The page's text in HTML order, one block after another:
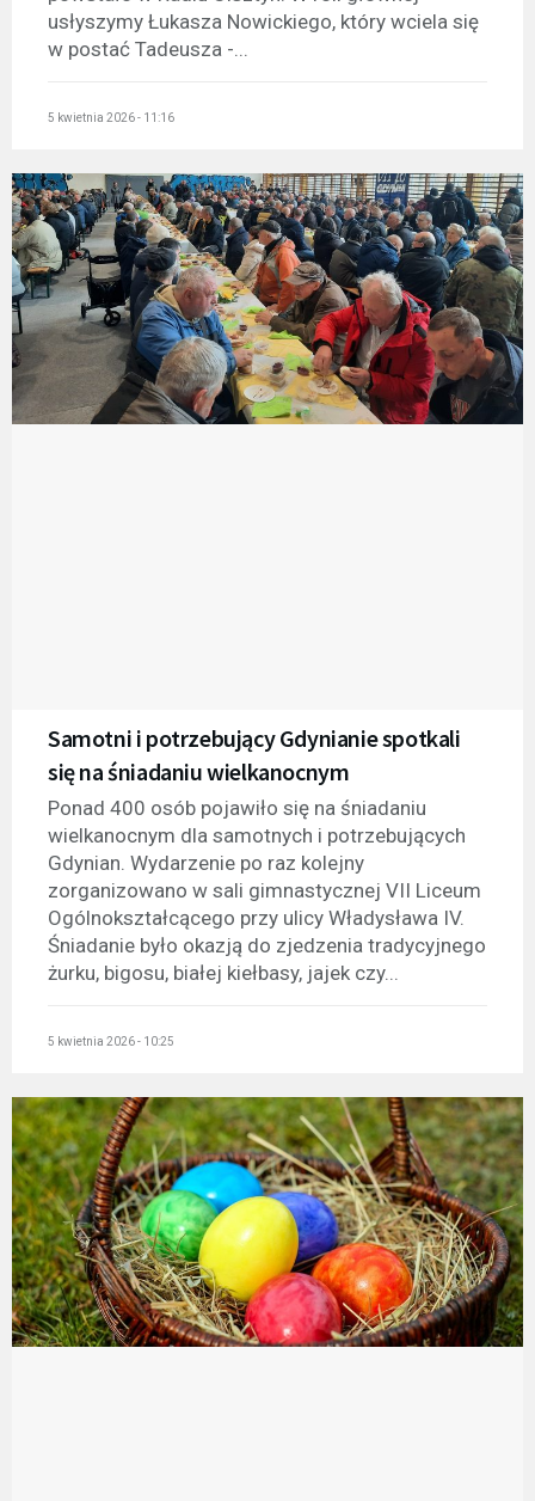
usłyszymy Łukasza Nowickiego, który wciela się
w postać Tadeusza -...
5 kwietnia 2026 - 11:16
Samotni i potrzebujący Gdynianie spotkali
się na śniadaniu wielkanocnym
Ponad 400 osób pojawiło się na śniadaniu
wielkanocnym dla samotnych i potrzebujących
Gdynian. Wydarzenie po raz kolejny
zorganizowano w sali gimnastycznej VII Liceum
Ogólnokształcącego przy ulicy Władysława IV.
Śniadanie było okazją do zjedzenia tradycyjnego
żurku, bigosu, białej kiełbasy, jajek czy...
5 kwietnia 2026 - 10:25